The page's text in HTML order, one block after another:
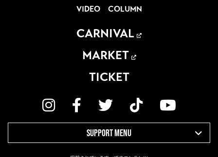
VIDEO
COLUMN
CARNIVAL
MARKET
TICKET
SUPPORT MENU